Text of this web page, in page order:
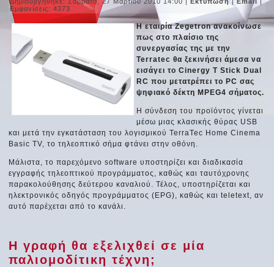
Εμφανίσεις: 4373
Η εταιρία Zegetron ανακοίνωσε
πως στο πλαίσιο της
συνεργασίας της με την
Terratec θα ξεκινήσει άμεσα να
εισάγει το Cinergy T Stick Dual
RC που μετατρέπει το PC σας
ψηφιακό δέκτη MPEG4 σήματος.
Η σύνδεση του προϊόντος γίνεται
μέσω μιας κλασικής θύρας USB
και μετά την εγκατάσταση του λογισμικού TerraTec Home Cinema
Basic TV, το τηλεοπτικό σήμα φτάνει στην οθόνη.
Μάλιστα, το παρεχόμενο software υποστηρίζει και διαδικασία
εγγραφής τηλεοπτικού προγράμματος, καθώς και ταυτόχρονης
παρακολούθησης δεύτερου καναλιού. Τέλος, υποστηρίζεται και
ηλεκτρονικός οδηγός προγράμματος (EPG), καθώς και teletext, αν
αυτό παρέχεται από το κανάλι.
Η γραφή θα εξελιχθεί σε μία
παλιομοδίτικη τέχνη;